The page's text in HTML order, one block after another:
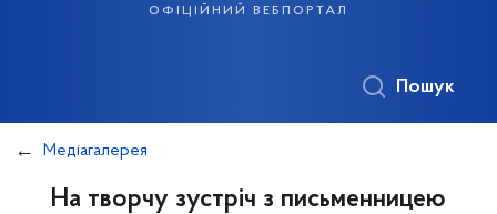
офіційний вебпортал
Пошук
Медіагалерея
На творчу зустріч з письменницею